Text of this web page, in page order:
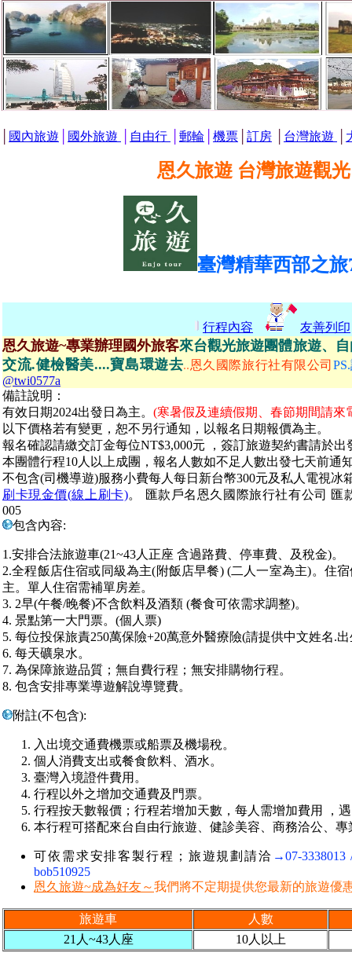
國內旅遊 國外旅遊 自由行 郵輪 機票 訂房 台灣旅遊
恩久旅遊 台灣旅遊觀
臺灣精華西部之
行程內容 友善列印
恩久旅遊~專業辦理國外旅客來台觀光旅遊團體旅遊、
交流.健檢醫美....寶島環遊去..恩久國際旅行社有限公司
@twi0577a
備註說明：
有效日期2024出發日為主。 (寒暑假及連續假期、春節期間請來
以下價格若有變更，恕不另行通知，以報名日期報價為主。
報名確認請繳交訂金每位NT$3,000元 ，簽訂旅遊契約書請於
本團體行程10人以上成團，報名人數如不足人數出發七天前通
不包含(司機導遊)服務小費每人每日新台幣300元及私人電視冰
刷卡現金價(線上刷卡)。 匯款戶名恩久國際旅行社有公司 匯
005
包含內容:
1.安排合法旅遊車(21~43人正座 含過路費、停車費、及稅金)。
2.全程飯店住宿或同級為主(附飯店早餐) (二人一室為主)。住
主。單人住宿需補單房差。
3. 2早(午餐/晚餐)不含飲料及酒類 (餐食可依需求調整)。
4. 景點第一大門票。(個人票)
5. 每位投保旅責250萬保險+20萬意外醫療險(請提供中文姓名.
6. 每天礦泉水。
7. 為保障旅遊品質；無自費行程；無安排購物行程。
8. 包含安排專業導遊解說導覽費。
附註(不包含):
入出境交通費機票或船票及機場稅。
個人消費支出或餐食飲料、酒水。
臺灣入境證件費用。
行程以外之增加交通費及門票。
行程按天數報價；行程若增加天數，每人需增加費用 ，
本行程可搭配來台自由行旅遊、健診美容、商務洽公、
可依需求安排客製行程；旅遊規劃請洽 →07-3338013
bob510925
恩久旅遊~成為好友～我們將不定期提供您最新的旅遊優
旅遊車
人數
21人~43人座
10人以上